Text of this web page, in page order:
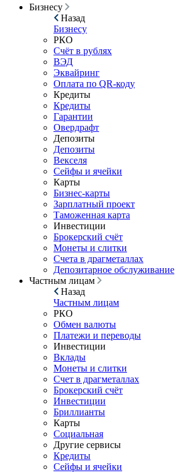
Бизнесу
Назад
Бизнесу
РКО
Счёт в рублях
ВЭД
Эквайринг
Оплата по QR-коду
Кредиты
Кредиты
Гарантии
Овердрафт
Депозиты
Депозиты
Векселя
Сейфы и ячейки
Карты
Бизнес-карты
Зарплатный проект
Таможенная карта
Инвестиции
Брокерский счёт
Монеты и слитки
Счета в драгметаллах
Депозитарное обслуживание
Частным лицам
Назад
Частным лицам
РКО
Обмен валюты
Платежи и переводы
Инвестиции
Вклады
Монеты и слитки
Счет в драгметаллах
Брокерский счёт
Инвестиции
Бриллианты
Карты
Социальная
Другие сервисы
Кредиты
Сейфы и ячейки